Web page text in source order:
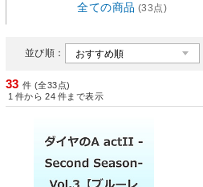
全ての商品 (33点)
並び順：
33 件 (全33点)
1 件から 24 件まで表示